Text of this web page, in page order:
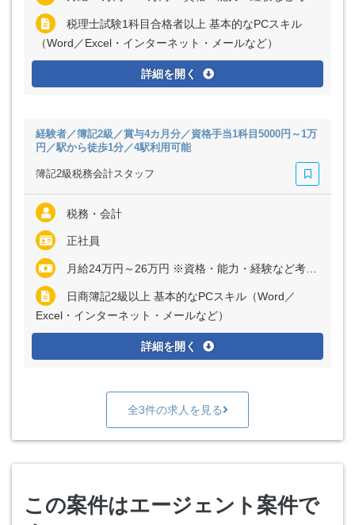
税理士試験1科目合格者以上 基本的なPCスキル
（Word／Excel・インターネット・メールなど）
詳細を開く
経験者／簿記2級／賞与4カ月分／資格手当1科目5000円～1万
円／駅から徒歩1分／4駅利用可能
簿記2級税務会計スタッフ
税務・会計
正社員
月給24万円～26万円 ※資格・能力・経験など考慮の上、決定いたします
日商簿記2級以上 基本的なPCスキル（Word／
Excel・インターネット・メールなど）
詳細を開く
全3件の求人を見る
この案件はエージェント案件で